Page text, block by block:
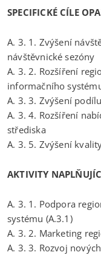
SPECIFICKÉ CÍLE
A. 3. 1. Zvýšení
návštěvnické sezóny
A. 3. 2. Rozšíření
informačního
A. 3. 3. Zvýšení
A. 3. 4. Rozšíření
střediska
A. 3. 5. Zvýšení
AKTIVITY
A. 3. 1. Podpora
systému (A.3.1)
A. 3. 2. Marketing
A. 3. 3. Rozvoj